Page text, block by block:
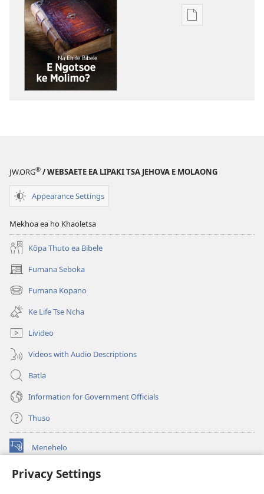
Privacy Settings
Khetho
e
JW.ORG® / WEBSAETE EA LIPAKI TSA JEHOVA E MOLAONG
Appearance Settings
Mekhoa ea ho Khaoletsa
Kōpa Thuto ea Bibele
Fumana Seboka
(opens
new
window)
Fumana Kopano
(opens
new
window)
Ke Life Tse Ncha
Livideo
Videos with Audio Descriptions
Batla
Information for Government Officials
Thuso
Menehelo
(opens
window)Watchtower ONLINE LIBRARY